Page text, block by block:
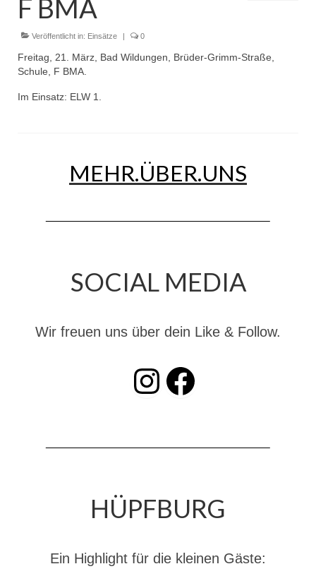
Dienstplan
Einsätze
Einsatzstichworte
Jugendfeuerwehr
Gründung Jugendfeuerwehr 1996
Dienstplan
10 Jahre KatS-Zug
Infos
F BMA
Veröffentlicht in: Einsätze | 0
Freitag, 21. März, Bad Wildungen, Brüder-Grimm-Straße,
Schule, F BMA.
Im Einsatz: ELW 1.
MEHR.ÜBER.UNS
SOCIAL MEDIA
Wir freuen uns über dein Like & Follow.
INSTAGRAM Facebook
HÜPFBURG
Ein Highlight für die kleinen Gäste: